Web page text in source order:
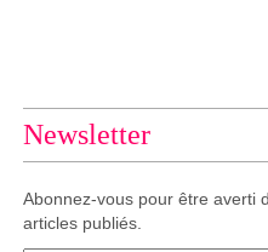
Newsletter
Abonnez-vous pour être averti
articles publiés.